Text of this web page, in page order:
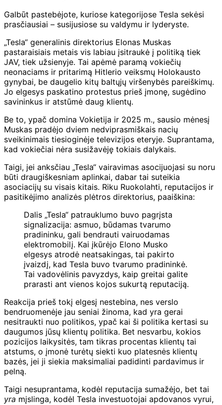
Galbūt pastebėjote, kuriose kategorijose Tesla sekėsi
prasčiausiai – susijusiose su valdymu ir lyderyste.
„Tesla“ generalinis direktorius Elonas Muskas
pastaraisiais metais vis labiau įsitraukė į politiką tiek
JAV, tiek užsienyje. Tai apėmė paramą vokiečių
neonaciams ir pritarimą Hitlerio veiksmų Holokausto
gynybai, be daugelio kitų baltųjų viršenybės pareiškimų.
Jo elgesys paskatino protestus prieš įmonę, sugėdino
savininkus ir atstūmė daug klientų.
Be to, ypač domina Vokietija ir 2025 m., sausio mėnesį
Muskas pradėjo dviem nedviprasmiškais nacių
sveikinimais tiesioginėje televizijos eteryje. Suprantama,
kad vokiečiai nėra susižavėję tokiais dalykais.
Taigi, jei anksčiau „Tesla“ vairavimas asocijuojasi su noru
būti draugiškesniam aplinkai, dabar tai suteikia
asociacijų su visais kitais. Riku Ruokolahti, reputacijos ir
pasitikėjimo analizės plėtros direktorius, paaiškina:
Dalis „Tesla“ patrauklumo buvo pagrįsta
signalizacija: asmuo, būdamas tvarumo
pradininku, gali bendrauti vairuodamas
elektromobilį. Kai įkūrėjo Elono Musko
elgesys atrodė neatsakingas, tai pakirto
įvaizdį, kad Tesla buvo tvarumo pradininkė.
Tai vadovėlinis pavyzdys, kaip greitai galite
prarasti ant vienos kojos sukurtą reputaciją.
Reakcija prieš tokį elgesį nestebina, nes verslo
bendruomenėje jau seniai žinoma, kad yra gerai
nesitraukti nuo politikos, ypač kai ši politika kertasi su
daugumos jūsų klientų politika. Bet nesvarbu, kokios
pozicijos laikysitės, tam tikras procentas klientų tai
atstums, o įmonė turėtų siekti kuo platesnės klientų
bazės, jei ji siekia maksimaliai padidinti pardavimus ir
pelną.
Taigi nesuprantama, kodėl reputacija sumažėjo, bet tai
yra mįslinga, kodėl Tesla investuotojai apdovanos vyrui,